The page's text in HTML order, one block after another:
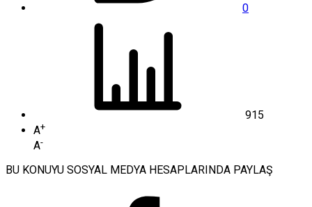
0
915
A+
A-
BU KONUYU SOSYAL MEDYA HESAPLARINDA PAYLAŞ